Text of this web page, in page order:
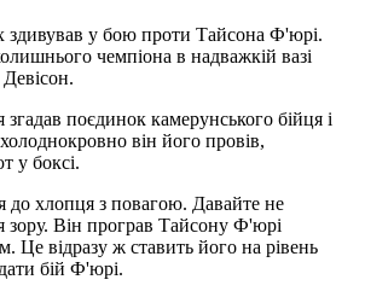
здивував у бою проти Тайсона Ф'юрі.
чемпіона в надважкій вазі
поєдинок камерунського бійця і
він його провів,
у боксі.
до хлопця з повагою. Давайте не
зору. Він програв Тайсону Ф'юрі
Це відразу ж ставить його на рівень
бій Ф'юрі.